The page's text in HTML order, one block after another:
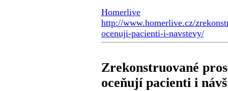
Homerlive
http://www.homerlive.cz/
ocenuji-pacienti-i-navstevy/
Zrekonstruované
oceňují pacienti i